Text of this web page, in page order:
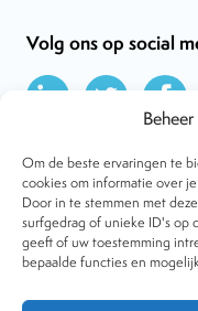
Om de beste ervaringen te
cookies om informatie over
Door in te stemmen met
surfgedrag of unieke ID's op
geeft of uw toestemming
bepaalde functies en
Volg ons op social
Over VtdK
Contact
Nieuws
Behandelwijzen
Dossiers